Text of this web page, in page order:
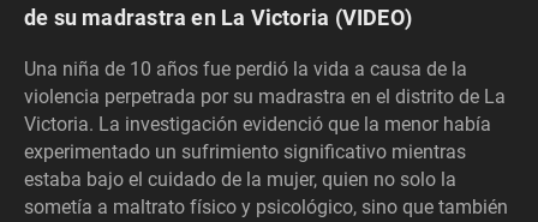
of
4
19
seconds
de su madrastra en La Victoria (VIDEO)
Una niña de 10 años fue perdió la vida a causa de la
violencia perpetrada por su madrastra en el distrito de La
Victoria. La investigación evidenció que la menor había
experimentado un sufrimiento significativo mientras
estaba bajo el cuidado de la mujer, quien no solo la
sometía a maltrato físico y psicológico, sino que también